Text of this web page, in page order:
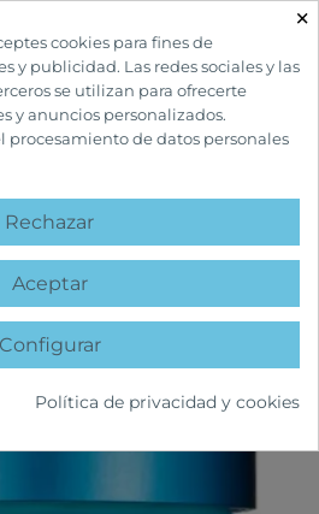
favorite
×
cookies para fines de
y publicidad. Las redes sociales y las
se utilizan para ofrecerte
y anuncios personalizados.
procesamiento de datos personales
Rechazar
Aceptar
Configurar
Política de privacidad y cookies